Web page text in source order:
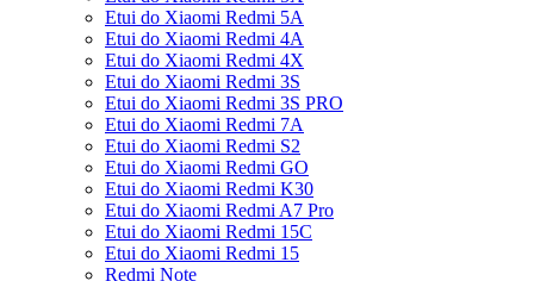
Etui do Xiaomi Redmi 5A
Etui do Xiaomi Redmi 4A
Etui do Xiaomi Redmi 4X
Etui do Xiaomi Redmi 3S
Etui do Xiaomi Redmi 3S PRO
Etui do Xiaomi Redmi 7A
Etui do Xiaomi Redmi S2
Etui do Xiaomi Redmi GO
Etui do Xiaomi Redmi K30
Etui do Xiaomi Redmi A7 Pro
Etui do Xiaomi Redmi 15C
Etui do Xiaomi Redmi 15
Redmi Note